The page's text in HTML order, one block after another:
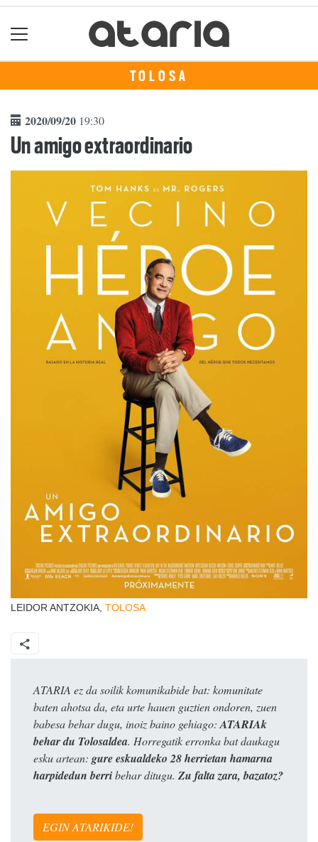
TOLOSA
2020/09/20 19:30
Un amigo extraordinario
LEIDOR ANTZOKIA, TOLOSA
ATARIA ez da soilik komunikabide bat: komunitate
baten ahotsa da, eta urte hauen guztien ondoren, zuen
babesa behar dugu, inoiz baino gehiago:ATARIAk
behar du Tolosaldea. Horregatik erronka bat daukagu
esku artean: gure eskualdeko 28 herrietan hamarna
harpidedun berribehar ditugu. Zu falta zara, bazatoz?
EGIN ATARIKIDE!